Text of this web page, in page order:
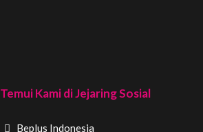
Temui Kami di Jejaring Sosial
Beplus Indonesia